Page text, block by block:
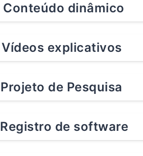
Conteúdo dinâmico
Vídeos explicativos
Projeto de Pesquisa
Registro de software